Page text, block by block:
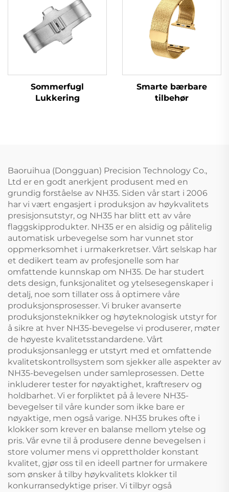
Sommerfugl
Lukkering
Smarte bærbare
tilbehør
Baoruihua (Dongguan) Precision Technology Co.,
Ltd er en godt anerkjent produsent med en
grundig forståelse av NH35. Siden vår start i 2006
har vi vært engasjert i produksjon av høykvalitets
presisjonsutstyr, og NH35 har blitt ett av våre
flaggskipprodukter. NH35 er en alsidig og pålitelig
automatisk urbevegelse som har vunnet stor
oppmerksomhet i urmakerkretser. Vårt selskap har
et dedikert team av profesjonelle som har
omfattende kunnskap om NH35. De har studert
dets design, funksjonalitet og ytelsesegenskaper i
detalj, noe som tillater oss å optimere våre
produksjonsprosesser. Vi bruker avanserte
produksjonsteknikker og høyteknologisk utstyr for
å sikre at hver NH35-bevegelse vi produserer, møter
de høyeste kvalitetsstandardene. Vårt
produksjonsanlegg er utstyrt med et omfattende
kvalitetskontrollsystem som sjekker alle aspekter av
NH35-bevegelsen under samleprosessen. Dette
inkluderer tester for nøyaktighet, kraftreserv og
holdbarhet. Vi er forpliktet på å levere NH35-
bevegelser til våre kunder som ikke bare er
nøyaktige, men også varige. NH35 brukes ofte i
klokker som krever en balanse mellom ytelse og
pris. Vår evne til å produsere denne bevegelsen i
store volumer mens vi opprettholder konstant
kvalitet, gjør oss til en ideell partner for urmakere
som ønsker å tilby høykvalitets klokker til
konkurransedyktige priser. Vi tilbyr også